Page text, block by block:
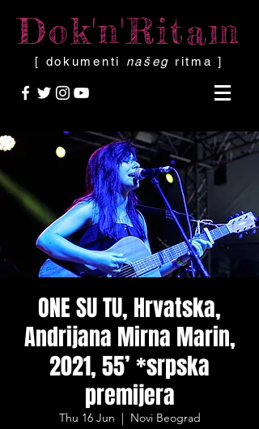
Dok'n'Ritam
[ dokumenti našeg ritma ]
ONE SU TU, Hrvatska,
Andrijana Mirna Marin,
2021, 55’ *srpska
premijera
Thu 16 Jun
  |
Novi Beograd